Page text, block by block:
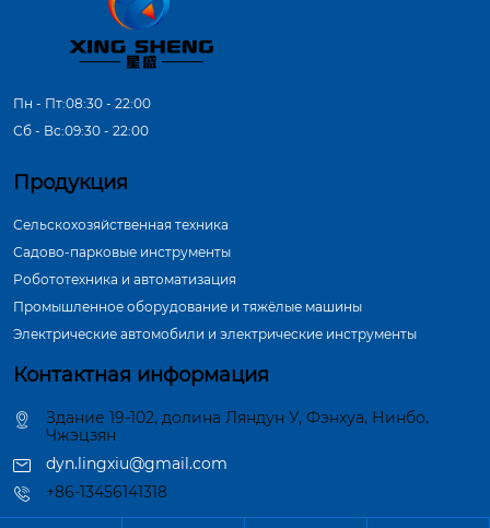
Пн - Пт:08:30 - 22:00
Сб - Вс:09:30 - 22:00
Продукция
Сельскохозяйственная техника
Садово-парковые инструменты
Робототехника и автоматизация
Промышленное оборудование и тяжёлые машины
Электрические автомобили и электрические инструменты
Контактная информация
Здание 19-102, долина Ляндун У, Фэнхуа, Нинбо,
Чжэцзян
dyn.lingxiu@gmail.com
+86-13456141318